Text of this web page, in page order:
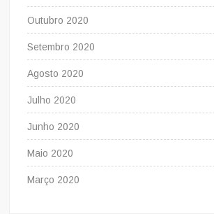
Outubro 2020
Setembro 2020
Agosto 2020
Julho 2020
Junho 2020
Maio 2020
Março 2020